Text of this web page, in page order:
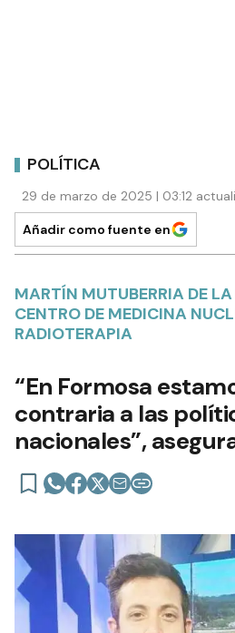
POLÍTICA
29 de marzo de 2025 | 03:12
Añadir como fuente en
MARTÍN MUTUBERRIA DE
CENTRO DE MEDICINA
RADIOTERAPIA
“En Formosa
contraria a las
nacionales”,